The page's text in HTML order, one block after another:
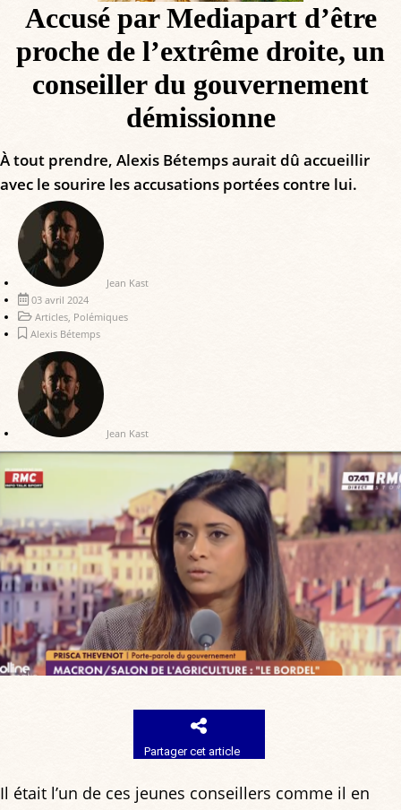
Accusé par Mediapart d’être
proche de l’extrême droite, un
conseiller du gouvernement
démissionne
À tout prendre, Alexis Bétemps aurait dû accueillir
avec le sourire les accusations portées contre lui.
Jean Kast
03 avril 2024
Articles Polémiques
Alexis Bétemps
Jean Kast
Partager cet article
Il était l’un de ces jeunes conseillers comme il en